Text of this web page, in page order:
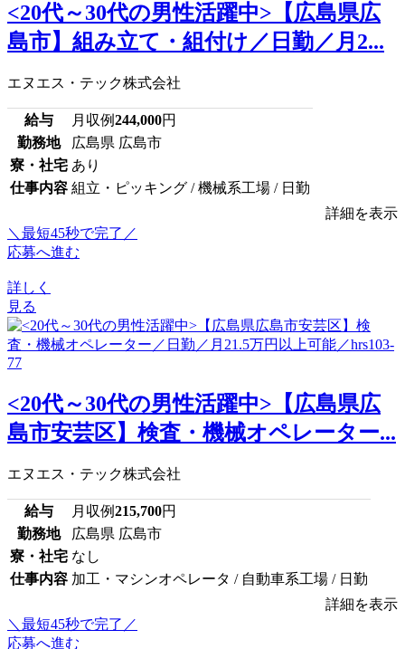
<20代～30代の男性活躍中>【広島県広
島市】組み立て・組付け／日勤／月2...
エヌエス・テック株式会社
給与 月収例244,000円
勤務地
広島県 広島市
寮・社宅 あり
仕事内容 組立・ピッキング / 機械系工場 / 日勤
詳細を表示
＼最短45秒で完了／
応募へ進む
詳しく
見る
<20代～30代の男性活躍中>【広島県広
島市安芸区】検査・機械オペレーター...
エヌエス・テック株式会社
給与 月収例215,700円
勤務地
広島県 広島市
寮・社宅 なし
仕事内容 加工・マシンオペレータ / 自動車系工場 / 日勤
詳細を表示
＼最短45秒で完了／
応募へ進む